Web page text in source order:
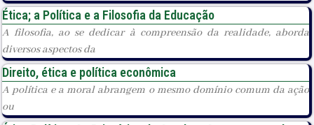
Ética; a Política e a Filosofia da Educação
A filosofia, ao se dedicar à compreensão da realidade, aborda
diversos aspectos da
Direito, ética e política econômica
A política e a moral abrangem o mesmo domínio comum da ação
ou